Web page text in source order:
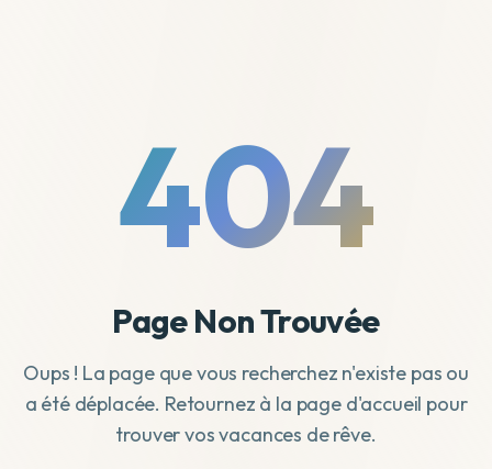
404
Page Non Trouvée
Oups ! La page que vous recherchez n'existe pas ou
a été déplacée. Retournez à la page d'accueil pour
trouver vos vacances de rêve.